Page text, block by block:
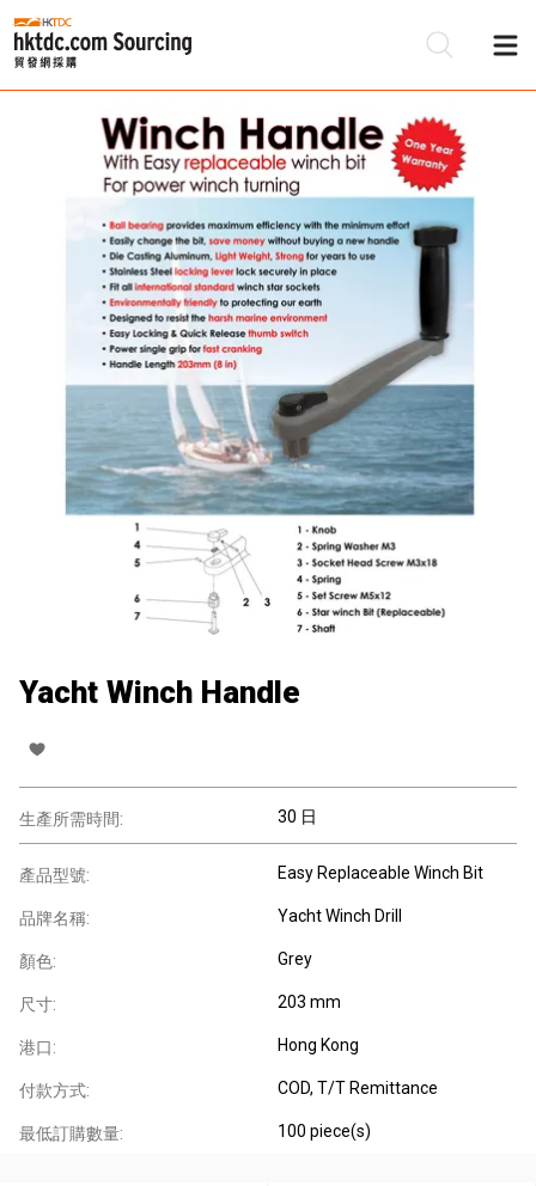
Yacht Winch Handle
生產所需時間: 30 日
產品型號: Easy Replaceable Winch Bit
品牌名稱: Yacht Winch Drill
顏色: Grey
尺寸: 203 mm
港口: Hong Kong
付款方式: COD, T/T Remittance
最低訂購數量: 100 piece(s)